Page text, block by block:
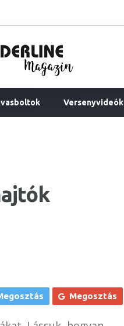
Versenyvideók
Megosztás